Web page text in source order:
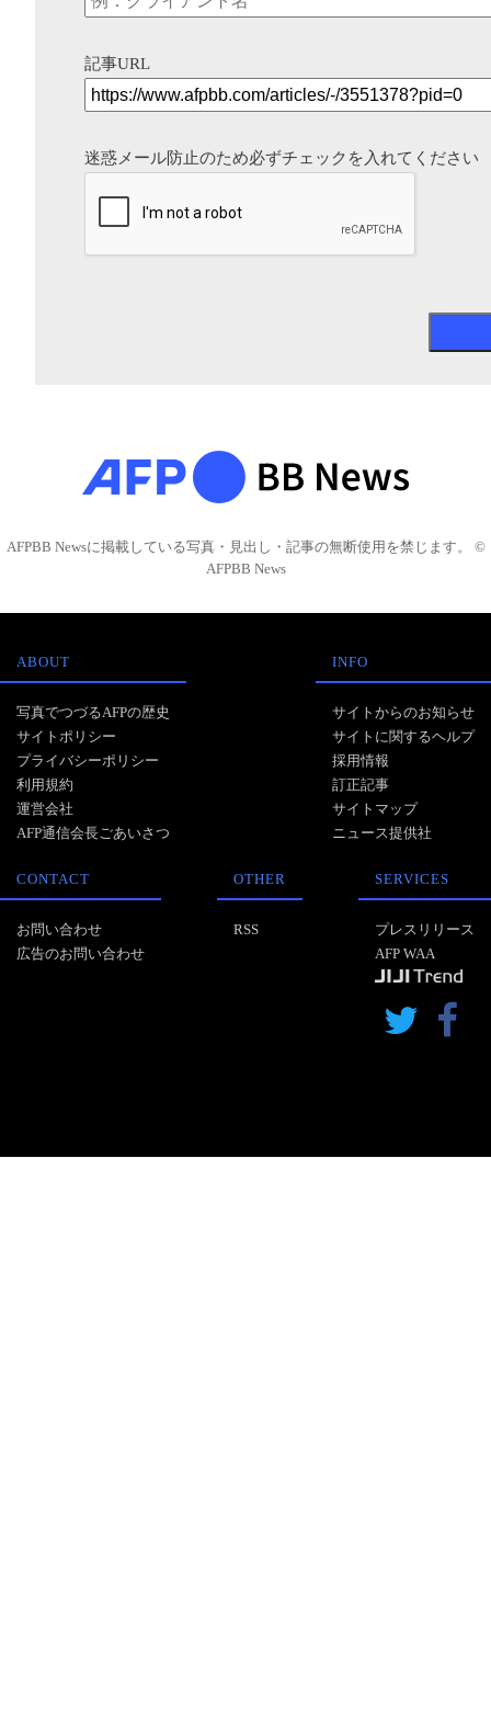
記事URL
迷惑メール防止のため必ずチェックを入れてください
AFPBB Newsに掲載している写真・見出し・記事の無断使用を禁じます。 ©
AFPBB News
ABOUT
写真でつづるAFPの歴史
サイトポリシー
プライバシーポリシー
利用規約
運営会社
AFP通信会長ごあいさつ
INFO
サイトからのお知らせ
サイトに関するヘルプ
採用情報
訂正記事
サイトマップ
ニュース提供社
CONTACT
お問い合わせ
広告のお問い合わせ
OTHER
RSS
SERVICES
プレスリリース
AFP WAA